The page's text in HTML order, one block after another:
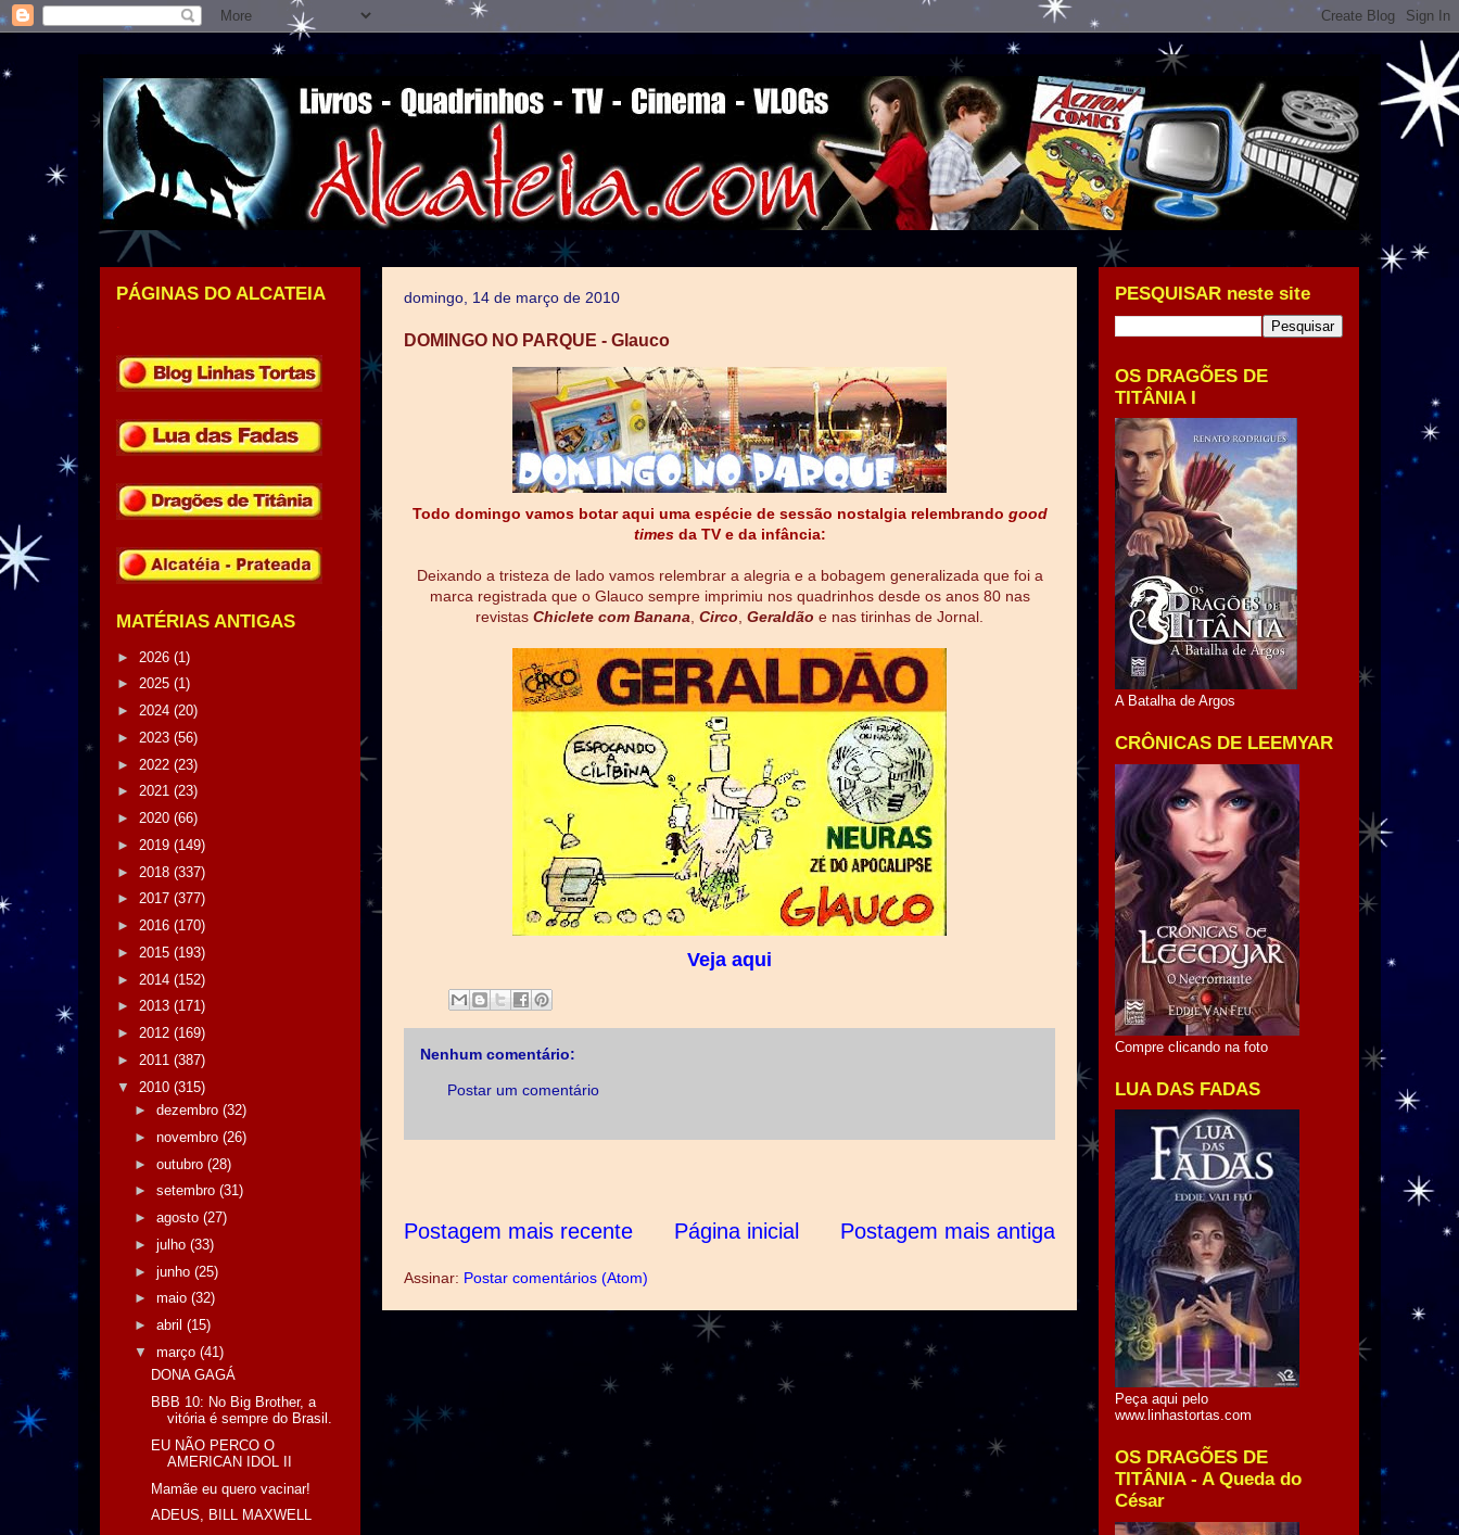
domingo, 14 de março de 2010
DOMINGO NO PARQUE - Glauco
Todo domingo vamos botar aqui uma espécie de sessão nostalgia relembrando good
timesda TV e da infância:
Deixando a tristeza de lado vamos relembrar a alegria e a bobagem generalizada que foi a
marca registrada que o Glauco sempre imprimiu nos quadrinhos desde os anos 80 nas
revistas Chiclete com Banana Circo Geraldão e nas tirinhas de Jornal.
Veja aqui
Nenhum comentário:
Postar um comentário
Postagem mais recente Postagem mais antiga
Página inicial
Assinar: Postar comentários (Atom)
PÁGINAS DO ALCATEIA
MATÉRIAS ANTIGAS
► 2026 (1)
► 2025 (1)
► 2024 (20)
► 2023 (56)
► 2022 (23)
► 2021 (23)
► 2020 (66)
► 2019 (149)
► 2018 (337)
► 2017 (377)
► 2016 (170)
► 2015 (193)
► 2014 (152)
► 2013 (171)
► 2012 (169)
► 2011 (387)
▼ 2010 (315)
► dezembro (32)
► novembro (26)
► outubro (28)
► setembro (31)
► agosto (27)
► julho (33)
► junho (25)
► maio (32)
► abril (15)
▼ março (41)
DONA GAGÁ
BBB 10: No Big Brother, a
vitória é sempre do Brasil.
EU NÃO PERCO O
AMERICAN IDOL II
Mamãe eu quero vacinar!
ADEUS, BILL MAXWELL
PESQUISAR neste site
OS DRAGÕES DE
TITÂNIA I
A Batalha de Argos
CRÔNICAS DE LEEMYAR
Compre clicando na foto
LUA DAS FADAS
Peça aqui pelo
www.linhastortas.com
OS DRAGÕES DE
TITÂNIA - A Queda do
César